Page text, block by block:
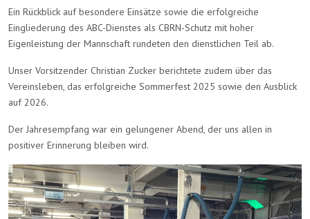
Ein Rückblick auf besondere Einsätze sowie die erfolgreiche
Eingliederung des ABC-Dienstes als CBRN-Schutz mit hoher
Eigenleistung der Mannschaft rundeten den dienstlichen Teil ab.
Unser Vorsitzender Christian Zucker berichtete zudem über das
Vereinsleben, das erfolgreiche Sommerfest 2025 sowie den Ausblick
auf 2026.
Der Jahresempfang war ein gelungener Abend, der uns allen in
positiver Erinnerung bleiben wird.